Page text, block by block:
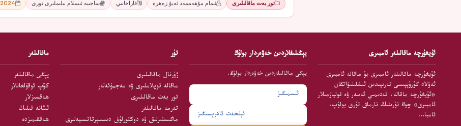
تور بەت ماقالىلىرى ئىمام مۇھەممەد ئەبۇ زەھرە قاراخانىي ساجىيە ئىسلام بىلىملىرى تورى 2024 - يىل
ئۇيغۇرچە ماقالىلەر ئامبىرى
ئۇيغۇرچە ماقالىلەر ئامبىرى بۇ ماقالە ئامبىرى
ئەۋلاد گۇرۇپپىسى تەرىپىدىن ئىشلىنىۋاتقان
«ئۇيغۇرچە ماقالە، قەدىمىي ئەسەر ۋە قوليازمىلار
ئامبىرى» چوڭ تۈرىنىڭ تارماق تۈرى بولۇپ،
ئامبا…
يېڭىلىقلاردىن خەۋەردار بولۇڭ
يېڭى ماقالىلەردىن خەۋەردار بولۇڭ.
تۈر
ژۇرنال ماقالىلىرى
ماقالە توپلاملىرى ۋە مەجمۇئەلەر
تور بەت ماقالىلىرى
تەرمە ماقالىلەر
ماگىستىرلىق ۋە دوكتورلۇق دىسسېرتاتسىيەلىرى
ماقالىلەر
يېڭى ماقالىلەر
كۆپ ئوقۇلغانلار
ھەقسىزلار
ئىئانە قىلىڭ
ھەققىمىزدە